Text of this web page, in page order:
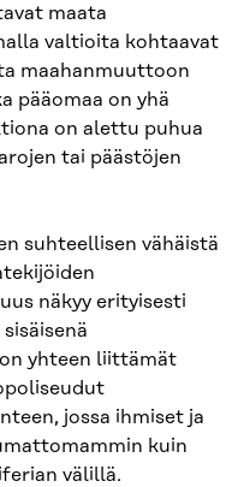
maata
valtioita kohtaavat
maahanmuuttoon
pääomaa on yhä
on alettu puhua
tai päästöjen
suhteellisen vähäistä
näkyy erityisesti
yhteen liittämät
jossa ihmiset ja
kuin
välillä.